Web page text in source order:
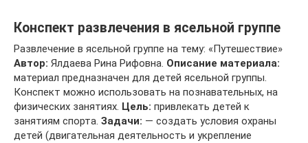
Конспект развлечения в ясельной группе
Развлечение в ясельной группе на тему: «Путешествие»
Автор: Ялдаева Рина Рифовна. Описание материала:
материал предназначен для детей ясельной группы.
Конспект можно использовать на познавательных, на
физических занятиях. Цель: привлекать детей к
занятиям спорта. Задачи: — создать условия охраны
детей (двигательная деятельность и укрепление